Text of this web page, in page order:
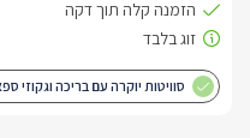
סוויטות יוקרה עם בריכה וגקוזי